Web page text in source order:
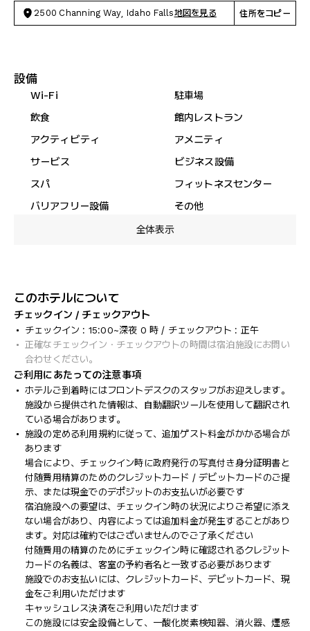
2500 Channing Way, Idaho Falls地図を見る 住所をコピー
設備
Wi-Fi
駐車場
飲食
館内レストラン
アクティビティ
アメニティ
サービス
ビジネス設備
スパ
フィットネスセンター
バリアフリー設備
その他
全体表示
このホテルについて
チェックイン / チェックアウト
チェックイン : 15:00~深夜 0 時 / チェックアウト : 正午
正確なチェックイン・チェックアウトの時間は宿泊施設にお問い
合わせください。
ご利用にあたっての注意事項
ホテルご到着時にはフロントデスクのスタッフがお迎えします。
施設から提供された情報は、自動翻訳ツールを使用して翻訳され
ている場合があります。
施設の定める利用規約に従って、追加ゲスト料金がかかる場合が
あります
場合により、チェックイン時に政府発行の写真付き身分証明書と
付随費用精算のためのクレジットカード / デビットカードのご提
示、または現金でのデポジットのお支払いが必要です
宿泊施設への要望は、チェックイン時の状況によりご希望に添え
ない場合があり、内容によっては追加料金が発生することがあり
ます。対応は確約ではございませんのでご了承ください
付随費用の精算のためにチェックイン時に確認されるクレジット
カードの名義は、客室の予約者名と一致する必要があります
施設でのお支払いには、クレジットカード、デビットカード、現
金をご利用いただけます
キャッシュレス決済をご利用いただけます
この施設には安全設備として、一酸化炭素検知器、消火器、煙感